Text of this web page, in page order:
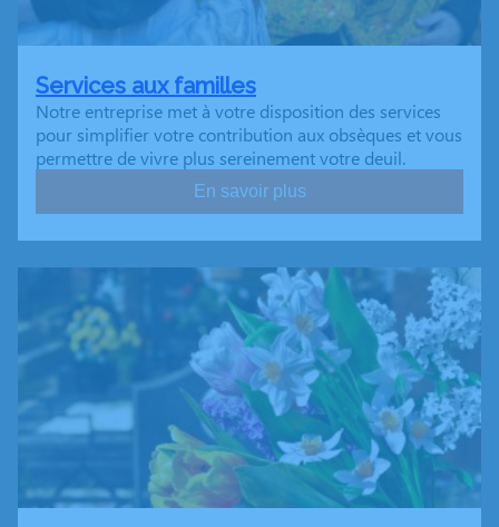
Services aux familles
Notre entreprise met à votre disposition des services
pour simplifier votre contribution aux obsèques et vous
permettre de vivre plus sereinement votre deuil.
En savoir plus